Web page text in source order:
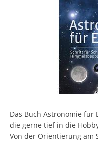
Das Buch Astronomie für
die gerne tief in die
Von der Orientierung am